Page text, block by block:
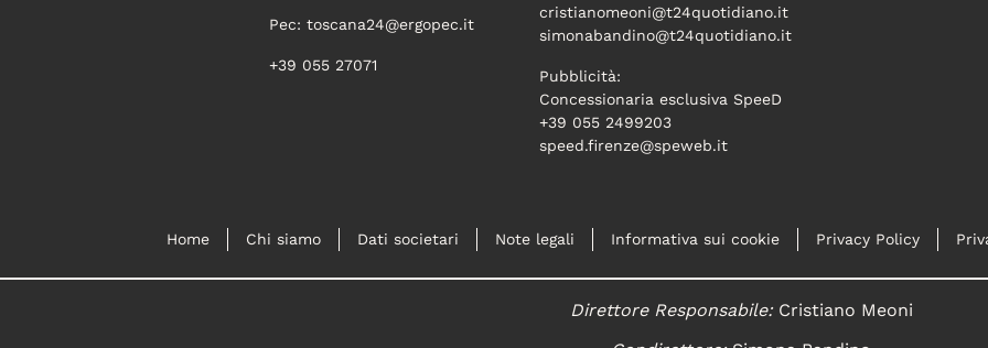
Pec: toscana24@ergopec.it
+39 055 27071
cristianomeoni@t24quotidiano.it
simonabandino@t24quotidiano.it
Pubblicità:
Concessionaria esclusiva SpeeD
+39 055 2499203
speed.firenze@speweb.it
Home Chi siamo Dati societari Note legali Informativa sui cookie Privacy Policy
Direttore Responsabile:Cristiano Meoni